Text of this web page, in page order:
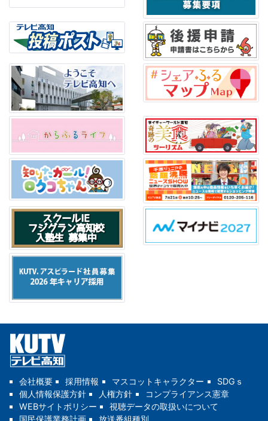
会社概要 採用情報 マスコットキャラクター
SDGｓ
個人情報保護方針
人権方針
コンプライアンス憲章
WEBサイトポリシー
視聴データの取扱いについて
国民保護業務計画
放送番組種別